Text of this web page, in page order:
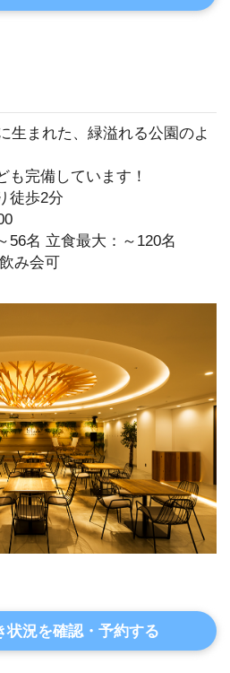
生まれた、緑溢れる公園のよ
も完備しています！
徒歩2分
名 立食最大：～120名
み会可
状況を確認・予約する